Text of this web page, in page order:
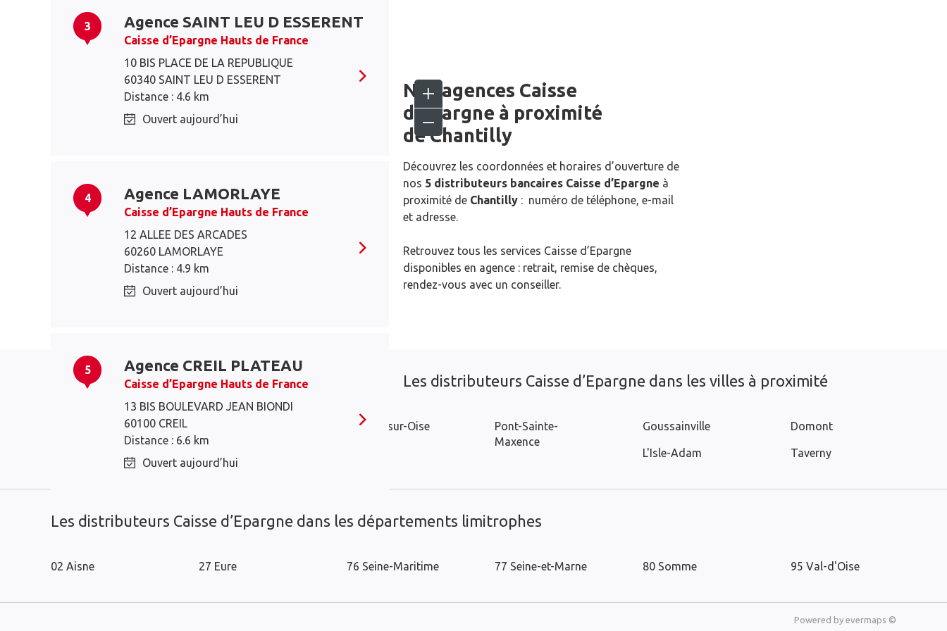
3 Agence SAINT LEU D ESSERENT
Caisse d’Epargne Hauts de France
10 BIS PLACE DE LA REPUBLIQUE
60340 SAINT LEU D ESSERENT
Distance : 4.6 km
Ouvert aujourd’hui
4 Agence LAMORLAYE
Caisse d’Epargne Hauts de France
12 ALLEE DES ARCADES
60260 LAMORLAYE
Distance : 4.9 km
Ouvert aujourd’hui
5 Agence CREIL PLATEAU
Caisse d’Epargne Hauts de France
13 BIS BOULEVARD JEAN BIONDI
60100 CREIL
Distance : 6.6 km
Ouvert aujourd’hui
Nos agences Caisse
d’Epargne à proximité
deChantilly
Découvrez les coordonnées et horaires d’ouverture de
nos 5 distributeurs bancaires Caisse d’Epargne à
proximité de Chantilly : numéro de téléphone, e-mail
et adresse.
Retrouvez tous les services Caisse d’Epargne
disponibles en agence : retrait, remise de chèques,
rendez-vous avec un conseiller.
Les distributeurs Caisse d’Epargne dans les villes à proximité
Nogent-sur-Oise
Pont-Sainte-
Maxence
Goussainville
L'Isle-Adam
Domont
Taverny
Les distributeurs Caisse d’Epargne dans les départements limitrophes
02 Aisne 27 Eure 76 Seine-Maritime 77 Seine-et-Marne 80 Somme 95 Val-d'Oise
Powered by evermaps ©